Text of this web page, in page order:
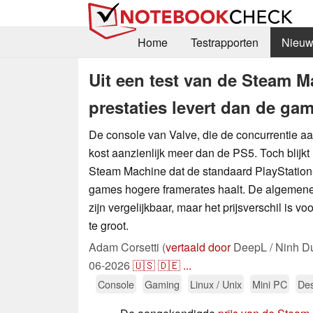
Home Testrapporten
Uit een test van de Steam
prestaties levert dan de
De console van Valve, die de concurrentie
kost aanzienlijk meer dan de PS5. Toch
Steam Machine dat de standaard
games hogere framerates haalt. De
zijn vergelijkbaar, maar het prijsverschil is
te groot.
Adam Corsetti (vertaald doorDeepL / Ninh
06-2026🇺🇸🇩🇪 ...
Console Gaming Linux / Unix Mini PC